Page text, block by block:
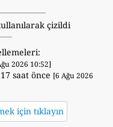
çizildi
2026 10:52]
saat önce [6 Ağu 2026
için tıklayın